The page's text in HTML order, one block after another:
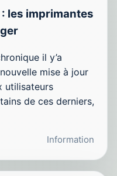
les imprimantes
il y’a
mise à jour
utilisateurs
de ces derniers,
Information